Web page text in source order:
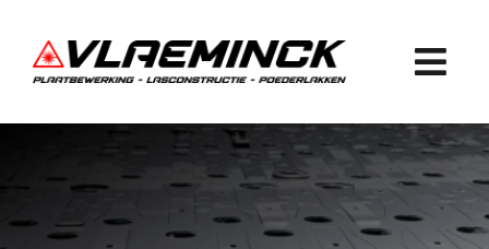
naar
inhoud
Plaatbewerking